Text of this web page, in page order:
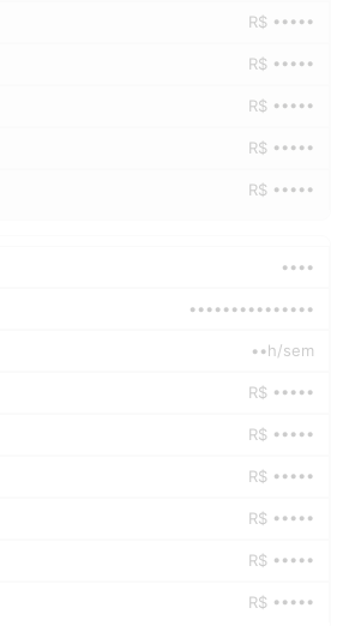
R$ •••••
R$ •••••
R$ •••••
R$ •••••
R$ •••••
••••
•••••••••••••••
••h/sem
R$ •••••
R$ •••••
R$ •••••
R$ •••••
R$ •••••
R$ •••••